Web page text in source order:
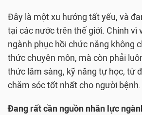
Đây là một xu hướng tất yếu, và
tại các nước trên thế giới. Chính vì
ngành phục hồi chức năng không
thức chuyên môn, mà còn phải
thức lâm sàng, kỹ năng tự học, từ
chăm sóc tốt nhất cho người bệnh.
Đang rất cần nguồn nhân lực